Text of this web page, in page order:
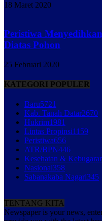
18 Maret 2020
Peristiwa
Diatas Pohon
25 Februari 2020
KATEGORI POPULER
Baru5721
Kab. Tanah Datar2670
Hukrim1981
Lintas Propinsi1159
Peristiwa656
ATR/BPN446
Kesehatan &
Nasional358
Sabanakaba Nagari345
TENTANG KITA
Newspaper is your news,